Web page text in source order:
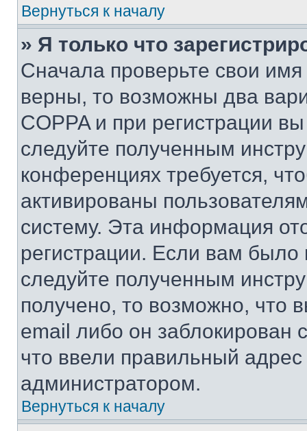
Вернуться к началу
» Я только что
Сначала проверьте свои
верны, то возможны два
COPPA и при регистрации
следуйте полученным
конференциях требуется,
активированы
систему. Эта информация
регистрации. Если вам
следуйте полученным
получено, то возможно, что
email либо он
что ввели правильный адрес
администратором.
Вернуться к началу